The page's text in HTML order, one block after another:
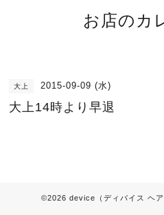
お店のカ
大上 2015-09-09 (水)
大上14時より早退
©2026 device（ディバイス ヘア